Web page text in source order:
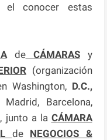
el conocer estas
deCÁMARASy
(organización
Washington, D.C.,
Barcelona,
junto a la CÁMARA
de NEGOCIOS &